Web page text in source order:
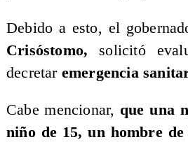
Debido a esto, el
Crisóstomo, solicitó
decretar emergencia
Cabe mencionar, que una
niño de 15, un hombre